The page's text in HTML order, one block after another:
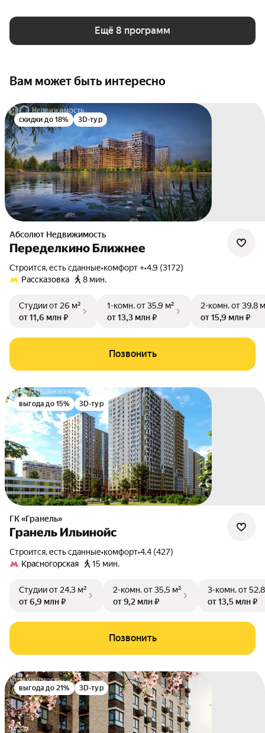
Ещё 8 программ
Вам может быть интересно
скидки до 18% 3D-тур
Абсолют Недвижимость
Переделкино Ближнее
Строится, есть сданные•комфорт +•4.9 (3172)
Рассказовка
8 мин.
Студииот 26 м²
от 11,6 млн ₽
1-комн.от 35,9 м²
от 13,3 млн ₽
2-комн.от 39,8
от 15,9 млн ₽
Позвонить
выгода до 15% 3D-тур
ГК «Гранель»
Гранель Ильинойс
Строится, есть сданные•комфорт•4.4 (427)
Красногорская
15 мин.
Студииот 24,3 м²
от 6,9 млн ₽
2-комн.от 35,5 м²
от 9,2 млн ₽
3-комн.от
от 13,5 млн ₽
Позвонить
выгода до 21% 3D-тур